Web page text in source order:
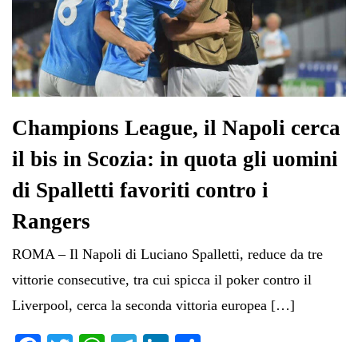
Champions League, il Napoli cerca
il bis in Scozia: in quota gli uomini
di Spalletti favoriti contro i
Rangers
ROMA – Il Napoli di Luciano Spalletti, reduce da tre
vittorie consecutive, tra cui spicca il poker contro il
Liverpool, cerca la seconda vittoria europea […]